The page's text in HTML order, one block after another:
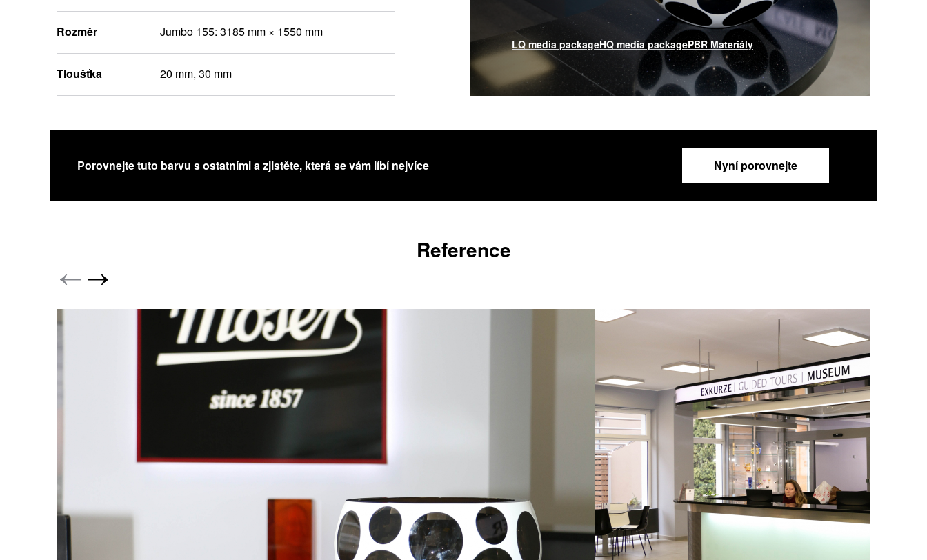
Rozměr Jumbo 155: 3185 mm × 1550 mm
Tloušťka 20 mm, 30 mm
LQ media packageHQ media packagePBR Materiály
Porovnejte tuto barvu s ostatními a zjistěte, která se vám líbí nejvíce Nyní porovnejte
Reference